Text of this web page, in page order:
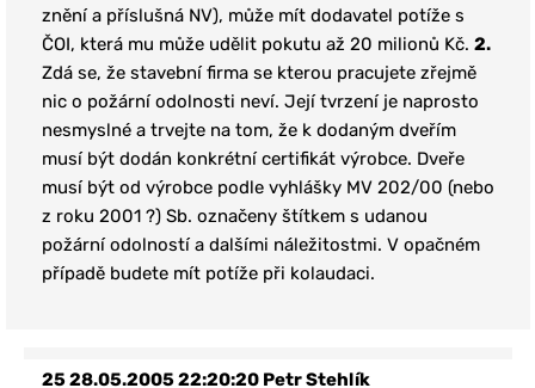
znění a příslušná NV), může mít dodavatel potíže s
ČOI, která mu může udělit pokutu až 20 milionů Kč. 2.
Zdá se, že stavební firma se kterou pracujete zřejmě
nic o požární odolnosti neví. Její tvrzení je naprosto
nesmyslné a trvejte na tom, že k dodaným dveřím
musí být dodán konkrétní certifikát výrobce. Dveře
musí být od výrobce podle vyhlášky MV 202/00 (nebo
z roku 2001 ?) Sb. označeny štítkem s udanou
požární odolností a dalšími náležitostmi. V opačném
případě budete mít potíže při kolaudaci.
2528.05.2005 22:20:20 Petr Stehlík